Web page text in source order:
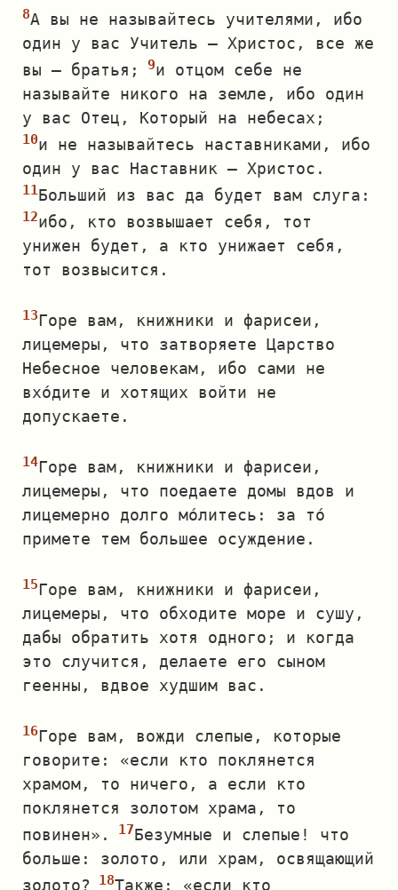
А вы не называйтесь учителями, ибо
один у вас Учитель — Христос, все же
вы — братья;
и отцом себе не
называйте никого на земле, ибо один
у вас Отец, Который на небесах;
и не называйтесь наставниками, ибо
один у вас Наставник — Христос.
Больший из вас да будет вам слуга:
ибо, кто возвышает себя, тот
унижен будет, а кто унижает себя,
тот возвысится.
Горе вам, книжники и фарисеи,
лицемеры, что затворяете Царство
Небесное человекам, ибо сами не
вхо́дите и хотящих войти не
допускаете.
Горе вам, книжники и фарисеи,
лицемеры, что поедаете домы вдов и
лицемерно долго мо́литесь: за то́
примете тем большее осуждение.
Горе вам, книжники и фарисеи,
лицемеры, что обходите море и сушу,
дабы обратить хотя одного; и когда
это случится, делаете его сыном
геенны, вдвое худшим вас.
Горе вам, вожди слепые, которые
говорите: «если кто поклянется
храмом, то ничего, а если кто
поклянется золотом храма, то
повинен».
Безумные и слепые! что
больше: золото, или храм, освящающий
золото?
Также: «если кто